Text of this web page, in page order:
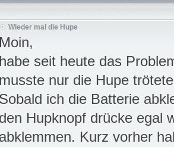
Wieder mal die Hupe
Moin,
habe seit heute das
musste nur die Hupe
Sobald ich die Batterie
den Hupknopf drücke egal
abklemmen. Kurz vorher